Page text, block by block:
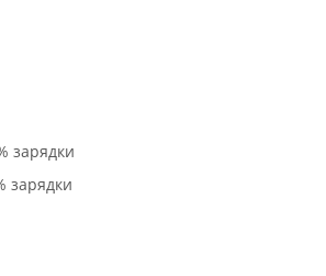
зарядки
зарядки